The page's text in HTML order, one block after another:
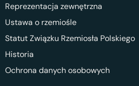
Reprezentacja zewnętrzna
Ustawa o rzemiośle
Statut Związku Rzemiosła Polskiego
Historia
Ochrona danych osobowych